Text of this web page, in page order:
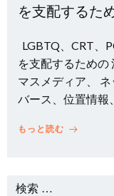
を支配するた
LGBTQ、CRT、
を支配するため
マスメディア、
バース、位置情報
もっと読む